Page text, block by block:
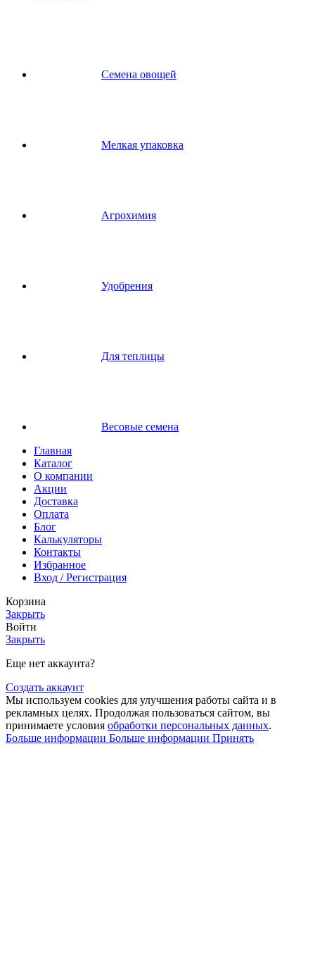
Семена овощей
Мелкая упаковка
Агрохимия
Удобрения
Для теплицы
Весовые семена
Главная
Каталог
О компании
Акции
Доставка
Оплата
Блог
Калькуляторы
Контакты
Избранное
Вход / Регистрация
Корзина
Закрыть
Войти
Закрыть
Еще нет аккаунта?
Создать аккаунт
Мы используем cookies для улучшения работы сайта и в
рекламных целях. Продолжая пользоваться сайтом, вы
принимаете условия обработки персональных данных.
Больше информации Больше информации Принять